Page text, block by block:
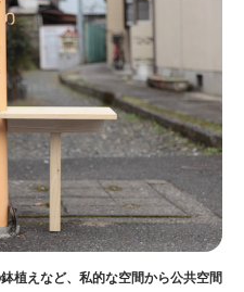
植えなど、私的な空間から公共空間